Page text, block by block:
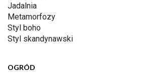
Jadalnia
Metamorfozy
Styl boho
Styl skandynawski
OGRÓD